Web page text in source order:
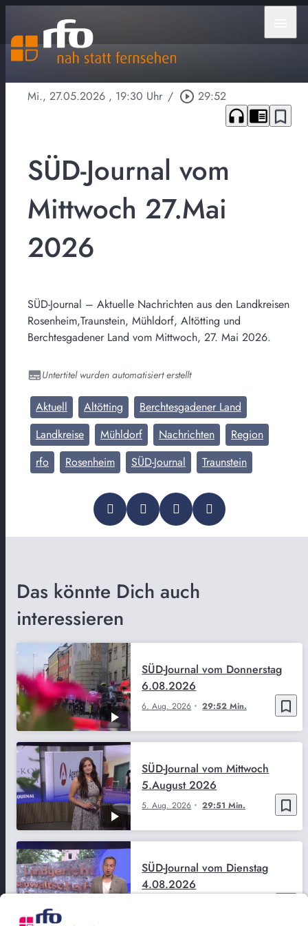
Mi., 27.05.2026 , 19:30 Uhr / play_circle_outline 29:52
headphones chrome_reader_mode bookmark_border
SÜD-Journal vom
Mittwoch 27.Mai
2026
SÜD-Journal – Aktuelle Nachrichten aus den Landkreisen
Rosenheim,Traunstein, Mühldorf, Altötting und
Berchtesgadener Land vom Mittwoch, 27. Mai 2026.
Untertitel wurden automatisiert erstellt
Aktuell Altötting
Berchtesgadener Land
Landkreise
Mühldorf Nachrichten
Region
rfo
Rosenheim SÜD-Journal Traunstein
Das könnte Dich auch
interessieren
bookmark_border
6. Aug. 2026 29:52 Min.
SÜD-Journal vom Donnerstag
6.08.2026
bookmark_border
5. Aug. 2026 29:51 Min.
SÜD-Journal vom Mittwoch
5.August 2026
SÜD-Journal vom Dienstag
4.08.2026